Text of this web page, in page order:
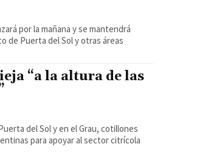
por la mañana y se mantendrá
de Puerta del Sol y otras áreas
“a la altura de las
del Sol y en el Grau, cotillones
para apoyar al sector citrícola